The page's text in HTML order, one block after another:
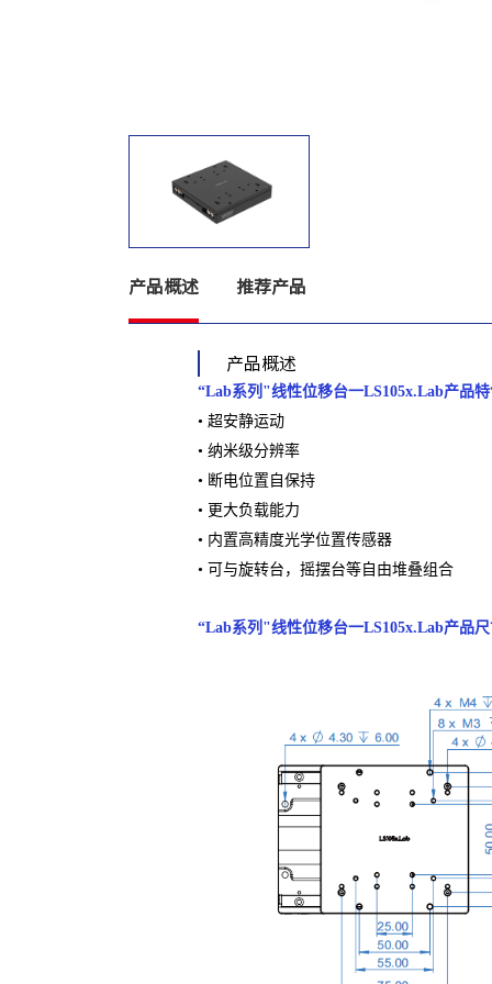
产品概述 推荐产品
产品概述
“Lab系列"线性位移台一LS105x.Lab产品特
• 超安静运动
• 纳⽶级分辨率
• 断电位置⾃保持
• 更⼤负载能⼒
• 内置⾼精度光学位置传感器
• 可与旋转台，摇摆台等⾃由堆叠组合
“Lab系列"线性位移台一LS105x.Lab产品尺